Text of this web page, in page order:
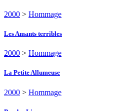
2000 > Hommage
Les Amants terribles
2000 > Hommage
La Petite Allumeuse
2000 > Hommage